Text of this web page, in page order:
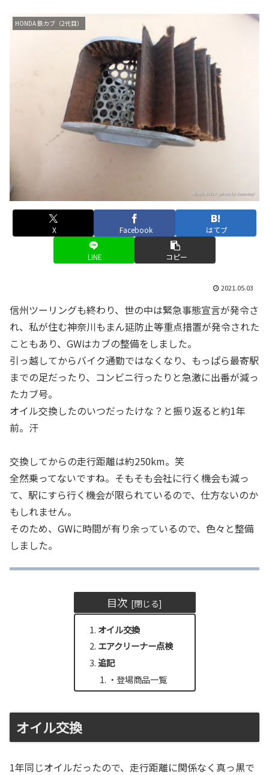
HONDA 鉄カブ（2代目）
X Facebook はてブ
LINE コピー
2021.05.03
信州ツーリングも終わり、世の中は緊急事態宣言が発令さ
れ、私が住む神奈川もまん延防止等重点措置が発令された
こともあり、GWはカブの整備をしました。
引っ越してからバイク通勤ではなくなり、もっぱら最寄駅
までの足だったり、コンビニ行ったりと急激に出番が減っ
たカブ号。
オイル交換したのいつだったけな？と振り返ると約1年
前。汗
交換してからの走行距離は約250km。笑
全然乗ってないですね。そもそも会社に行く機会も減っ
て、駅にすら行く機会が限られているので、仕方ないのか
もしれません。
そのため、GWに時間が有り余っているので、色々と整備
しました。
目次
オイル交換
エアクリーナー点検
追記
・登場商品一覧
オイル交換
1年同じオイルだったので、走行距離に関係なく真っ黒で